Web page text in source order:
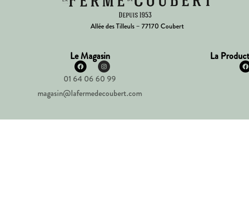
Allée des Tilleuls – 77170 Coubert
Le Magasin
01 64 06 60 99
magasin@lafermedecoubert.com
La